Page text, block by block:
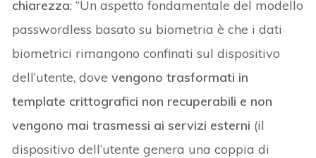
chiarezza: “Un aspetto fondamentale del modello
passwordless basato su biometria è che i dati
biometrici rimangono confinati sul dispositivo
dell’utente, dovevengono trasformati in
template crittografici non recuperabili e non
vengono mai trasmessi ai servizi esterni (il
dispositivo dell’utente genera una coppia di